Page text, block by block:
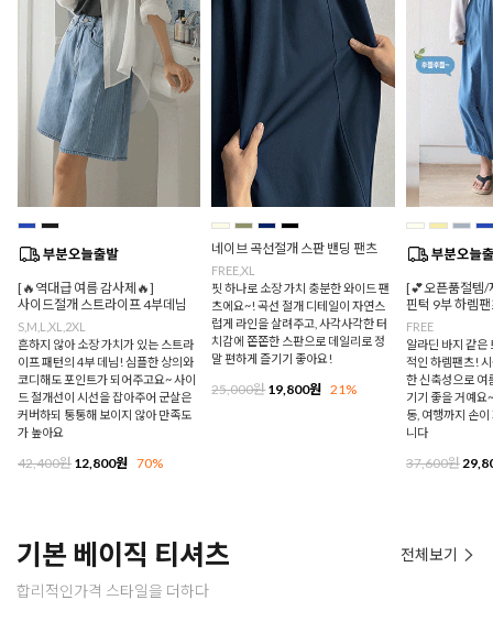
[🔥역대급 여름 감사제🔥]
사이드절개 스트라이프 4부데님
S,M,L,XL,2XL
흔하지 않아 소장 가치가 있는 스트라
이프 패턴의 4부 데님! 심플한 상의와
코디해도 포인트가 되어주고요~ 사이
드 절개선이 시선을 잡아주어 군살은
커버하되 통통해 보이지 않아 만족도
가 높아요
42,400원 12,800원 70%
네이브 곡선절개 스판 밴딩 팬츠
FREE,XL
핏 하나로 소장 가치 충분한 와이드 팬
츠에요~! 곡선 절개 디테일이 자연스
럽게 라인을 살려주고, 사각사각한 터
치감에 쫀쫀한 스판으로 데일리로 정
말 편하게 즐기기 좋아요!
25,000원19,800원 21%
[💕오픈품절템/
핀턱 9부 하렘
FREE
알라딘 바지 같은
적인 하렘팬츠!
한 신축성으로 여
기기 좋을 거예요
동, 여행까지 손
니다
37,600원
기본 베이직 티셔츠
합리적인가격 스타일을 더하다
전체보기